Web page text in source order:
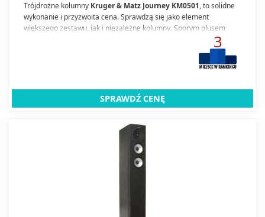
Trójdrożne kolumny Kruger & Matz Journey KM0501, to solidne
wykonanie i przyzwoita cena. Sprawdzą się jako element
większego zestawu, jak i niezależne kolumny. Sporym plusem
3
SPRAWDŹ CENĘ